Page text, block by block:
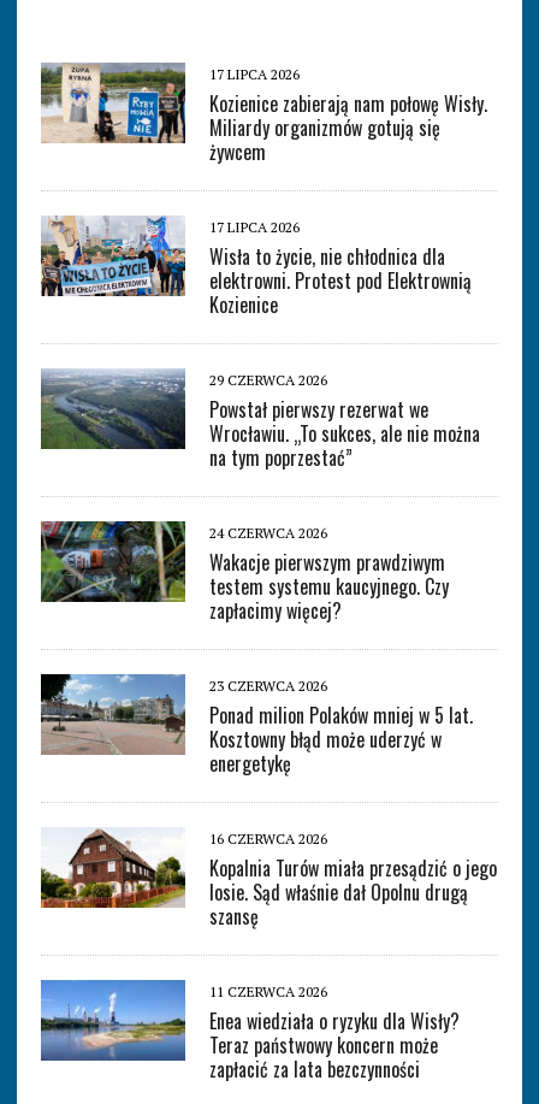
17 LIPCA 2026
Kozienice zabierają nam połowę Wisły.
Miliardy organizmów gotują się
żywcem
17 LIPCA 2026
Wisła to życie, nie chłodnica dla
elektrowni. Protest pod Elektrownią
Kozienice
29 CZERWCA 2026
Powstał pierwszy rezerwat we
Wrocławiu. „To sukces, ale nie można
na tym poprzestać”
24 CZERWCA 2026
Wakacje pierwszym prawdziwym
testem systemu kaucyjnego. Czy
zapłacimy więcej?
23 CZERWCA 2026
Ponad milion Polaków mniej w 5 lat.
Kosztowny błąd może uderzyć w
energetykę
16 CZERWCA 2026
Kopalnia Turów miała przesądzić o jego
losie. Sąd właśnie dał Opolnu drugą
szansę
11 CZERWCA 2026
Enea wiedziała o ryzyku dla Wisły?
Teraz państwowy koncern może
zapłacić za lata bezczynności